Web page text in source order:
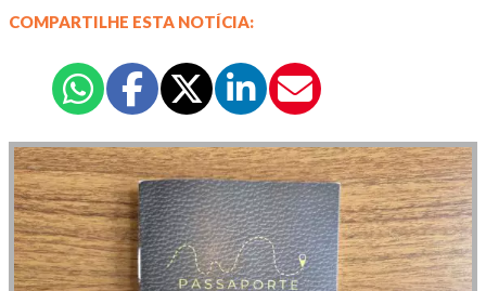
COMPARTILHE ESTA NOTÍCIA: